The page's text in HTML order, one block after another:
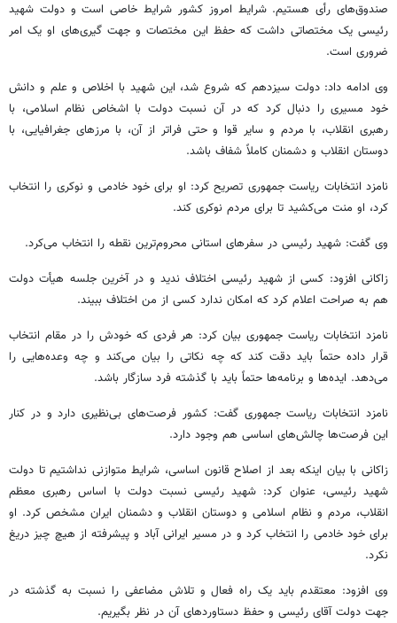
صندوق‌های رأی هستیم. شرایط امروز کشور شرایط خاصی است و دولت شهید
رئیسی یک مختصاتی داشت که حفظ این مختصات و جهت گیری‌های او یک امر
ضروری است.
وی ادامه داد: دولت سیزدهم که شروع شد، این شهید با اخلاص و علم و دانش
خود مسیری را دنبال کرد که در آن نسبت دولت با اشخاص نظام اسلامی، با
رهبری انقلاب، با مردم و سایر قوا و حتی فراتر از آن، با مرزهای جغرافیایی، با
دوستان انقلاب و دشمنان کاملاً شفاف باشد.
نامزد انتخابات ریاست جمهوری تصریح کرد: او برای خود خادمی و نوکری را انتخاب
کرد، او منت می‌کشید تا برای مردم نوکری کند.
وی گفت: شهید رئیسی در سفرهای استانی محروم‌ترین نقطه را انتخاب می‌کرد.
زاکانی افزود: کسی از شهید رئیسی اختلاف ندید و در آخرین جلسه هیأت دولت
هم به صراحت اعلام کرد که امکان ندارد کسی از من اختلاف ببیند.
نامزد انتخابات ریاست جمهوری بیان کرد: هر فردی که خودش را در مقام انتخاب
قرار داده حتماً باید دقت کند که چه نکاتی را بیان می‌کند و چه وعده‌هایی را
می‌دهد. ایده‌ها و برنامه‌ها حتماً باید با گذشته فرد سازگار باشد.
نامزد انتخابات ریاست جمهوری گفت: کشور فرصت‌های بی‌نظیری دارد و در کنار
این فرصت‌ها چالش‌های اساسی هم وجود دارد.
زاکانی با بیان اینکه بعد از اصلاح قانون اساسی، شرایط متوازنی نداشتیم تا دولت
شهید رئیسی، عنوان کرد: شهید رئیسی نسبت دولت با اساس رهبری معظم
انقلاب، مردم و نظام اسلامی و دوستان انقلاب و دشمنان ایران مشخص کرد. او
برای خود خادمی را انتخاب کرد و در مسیر ایرانی آباد و پیشرفته از هیچ چیز دریغ
نکرد.
وی افزود: معتقدم باید یک راه فعال و تلاش مضاعفی را نسبت به گذشته در
جهت دولت آقای رئیسی و حفظ دستاوردهای آن در نظر بگیریم.